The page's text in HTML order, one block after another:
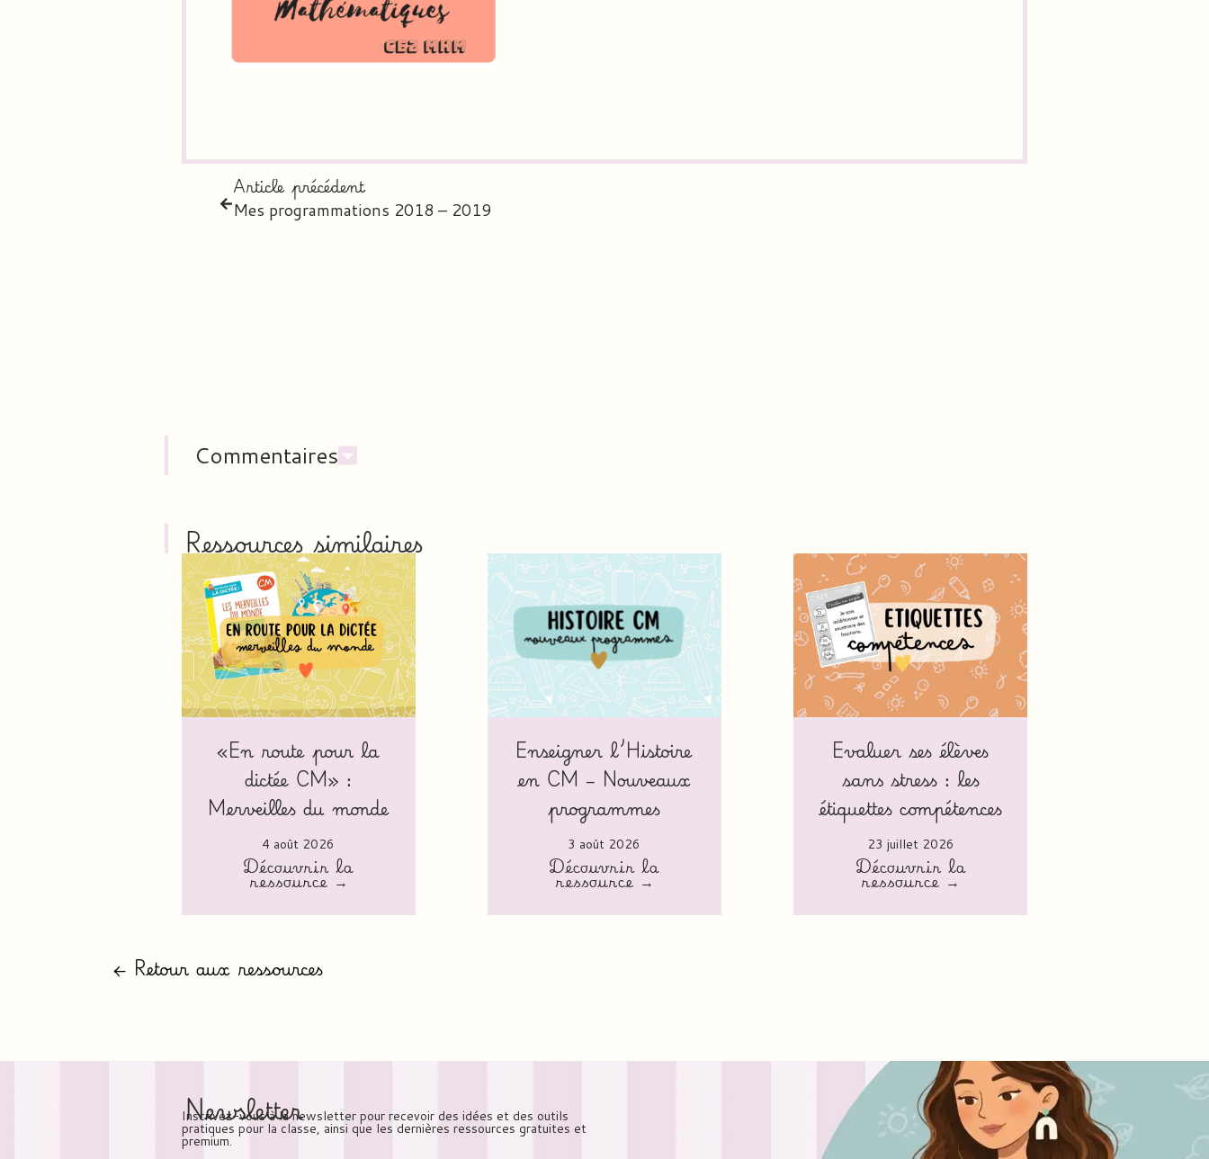
Article précédent
Mes programmations 2018 – 2019
Commentaires
Ressources similaires
«En route pour la
dictée CM» :
Merveilles du monde
4 août 2026
Découvrir la
ressource →
Enseigner l’Histoire
en CM – Nouveaux
programmes
3 août 2026
Découvrir la
ressource →
Evaluer ses élèves
sans stress : les
étiquettes compétences
23 juillet 2026
Découvrir la
ressource →
← Retour aux ressources
Newsletter
Inscrivez-vous à la newsletter pour recevoir des idées et des outils
pratiques pour la classe, ainsi que les dernières ressources gratuites et
premium.